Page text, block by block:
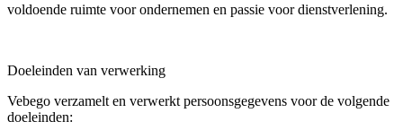
voldoende ruimte voor ondernemen en passie voor dienstverlening.
Doeleinden van verwerking
Vebego verzamelt en verwerkt persoonsgegevens voor de volgende
doeleinden: